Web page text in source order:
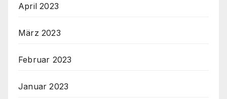
April 2023
März 2023
Februar 2023
Januar 2023